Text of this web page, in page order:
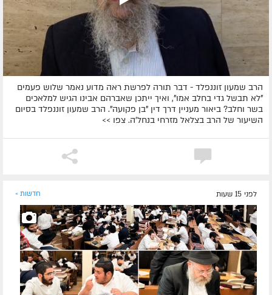
הרב שמעון זוננפלד - דבר תורה לפרשת ראה מדוע נאמר שלוש פעמים
"לא תבשל גדי בחלב אמו", ואיך ייתכן שאברהם אבינו הגיש למלאכים
בשר וחלב? ביאור מעניין דרך דין "בן פקועה". הרב שמעון זוננפלד בסיום
השיעור של הרב בצלאל מזרחי בנחל'ה. צפו >>
לפני 15 שעות חדשות »